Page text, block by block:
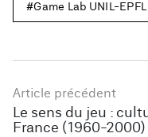
Game Lab UNIL-EPFL
Article précédent
Le sens du jeu :
France (1960-